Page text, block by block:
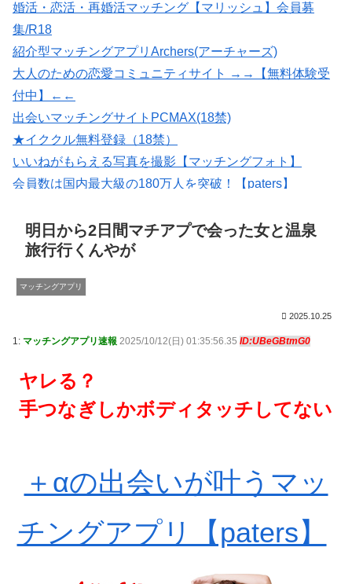
婚活・恋活・再婚活マッチング【マリッシュ】会員募
集/R18
紹介型マッチングアプリArchers(アーチャーズ)
大人のための恋愛コミュニティサイト →→【無料体験受
付中】←←
出会いマッチングサイトPCMAX(18禁)
★イククル無料登録（18禁）
いいねがもらえる写真を撮影【マッチングフォト】
会員数は国内最大級の180万人を突破！【paters】
影サービス
明日から2日間マチアプで会った女と温泉
旅行行くんやが
マッチングアプリ
2025.10.25
1: マッチングアプリ速報 2025/10/12(日) 01:35:56.35 ID:UBeGBtmG0
ヤレる？
手つなぎしかボディタッチしてない
＋αの出会いが叶うマッ
チングアプリ【paters】